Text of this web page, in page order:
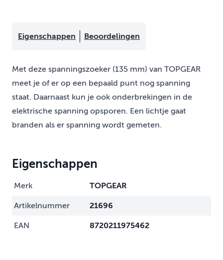
Eigenschappen Beoordelingen
Met deze spanningszoeker (135 mm) van TOPGEAR
meet je of er op een bepaald punt nog spanning
staat. Daarnaast kun je ook onderbrekingen in de
elektrische spanning opsporen. Een lichtje gaat
branden als er spanning wordt gemeten.
Eigenschappen
Merk TOPGEAR
Artikelnummer 21696
EAN 8720211975462